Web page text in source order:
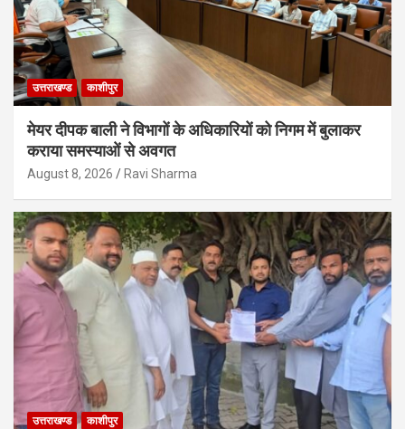
उत्तराखण्ड काशीपुर
मेयर दीपक बाली ने विभागों के अधिकारियों को निगम में बुलाकर
कराया समस्याओं से अवगत
August 8, 2026 Ravi Sharma
उत्तराखण्ड काशीपुर